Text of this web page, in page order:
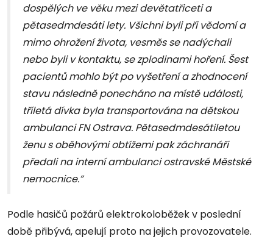
dospělých ve věku mezi devětatřiceti a
pětasedmdesáti lety. Všichni byli při vědomí a
mimo ohrožení života, vesměs se nadýchali
nebo byli v kontaktu, se zplodinami hoření. Šest
pacientů mohlo být po vyšetření a zhodnocení
stavu následně ponecháno na místě události,
tříletá dívka byla transportována na dětskou
ambulanci FN Ostrava. Pětasedmdesátiletou
ženu s oběhovými obtížemi pak záchranáři
předali na interní ambulanci ostravské Městské
nemocnice.”
Podle hasičů požárů elektrokoloběžek v poslední
době přibývá, apelují proto na jejich provozovatele.